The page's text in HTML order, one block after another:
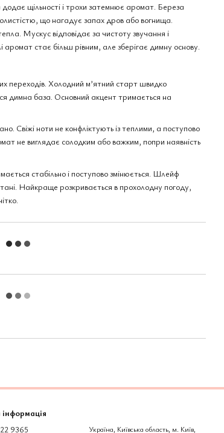
щільності і трохи затемнює аромат. Береза
що нагадує запах дров або вогнища.
Мускус відповідає за чистоту звучання і
стає більш рівним, але зберігає димну основу.
переходів. Холодний м’ятний старт швидко
димна база. Основний акцент тримається на
Свіжі ноти не конфліктують із теплими, а поступово
не виглядає солодким або важким, попри наявність
стабільно і поступово змінюється. Шлейф
Найкраще розкривається в прохолодну погоду,
9365 Україна, Київська область, м. Київ,